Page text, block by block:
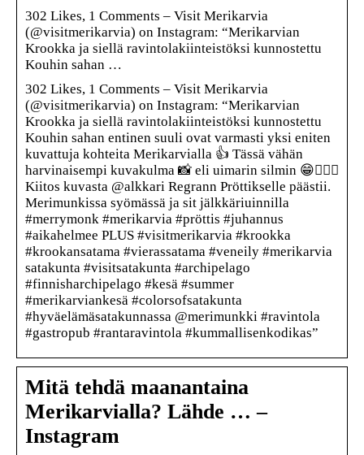
302 Likes, 1 Comments – Visit Merikarvia
(@visitmerikarvia) on Instagram: “Merikarvian
Krookka ja siellä ravintolakiinteistöksi kunnostettu
Kouhin sahan …
302 Likes, 1 Comments – Visit Merikarvia
(@visitmerikarvia) on Instagram: “Merikarvian
Krookka ja siellä ravintolakiinteistöksi kunnostettu
Kouhin sahan entinen suuli ovat varmasti yksi eniten
kuvattuja kohteita Merikarvialla 👍 Tässä vähän
harvinaisempi kuvakulma 📸 eli uimarin silmin 😁🏊🏻‍♂️
Kiitos kuvasta @alkkari Regrann Pröttikselle päästii.
Merimunkissa syömässä ja sit jälkkäriuinnilla
#merrymonk #merikarvia #pröttis #juhannus
#aikahelmee PLUS #visitmerikarvia #krookka
#krookansatama #vierassatama #veneily #merikarvia
satakunta #visitsatakunta #archipelago
#finnisharchipelago #kesä #summer
#merikarviankesä #colorsofsatakunta
#hyväelämäsatakunnassa @merimunkki #ravintola
#gastropub #rantaravintola #kummallisenkodikas”
Mitä tehdä maanantaina
Merikarvialla? Lähde … –
Instagram